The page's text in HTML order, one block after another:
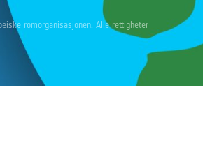
romorganisasjonen. Alle rettigheter